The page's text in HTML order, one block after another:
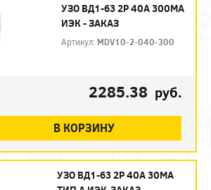
УЗО ВД1-63 2Р 40А 300МА
ИЭК - ЗАКАЗ
Артикул: MDV10-2-040-300
2285.38 руб.
В КОРЗИНУ
УЗО ВД1-63 2Р 40А 30МА